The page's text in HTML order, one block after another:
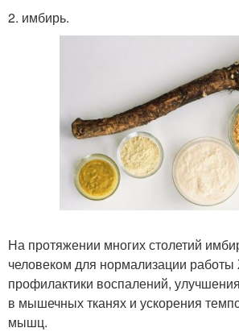
2. имбирь.
На протяжении многих столетий
человеком для нормализации
профилактики воспалений,
в мышечных тканях и ускорения
мышц.